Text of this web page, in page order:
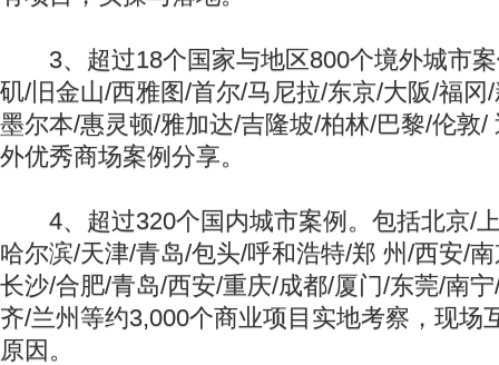
3、超过18个国家与地区800个境外城市案
矶/旧金山/西雅图/首尔/马尼拉/东京/大阪/福冈
墨尔本/惠灵顿/雅加达/吉隆坡/柏林/巴黎/伦敦/
外优秀商场案例分享。
4、超过320个国内城市案例。包括北京/
哈尔滨/天津/青岛/包头/呼和浩特/郑 州/西安/
长沙/合肥/青岛/西安/重庆/成都/厦门/东莞/南
齐/兰州等约3,000个商业项目实地考察，现场
原因。